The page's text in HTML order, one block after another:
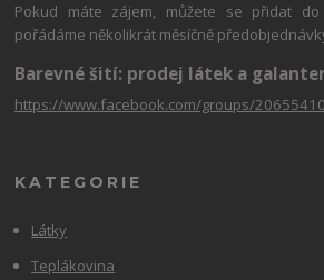
Pokud máte zájem, můžete se přidat
pořádáme několikrát měsíčně
Barevné šití: prodej látek a
https://www.facebook.com/groups/
KATEGORIE
Látky
Teplákovina